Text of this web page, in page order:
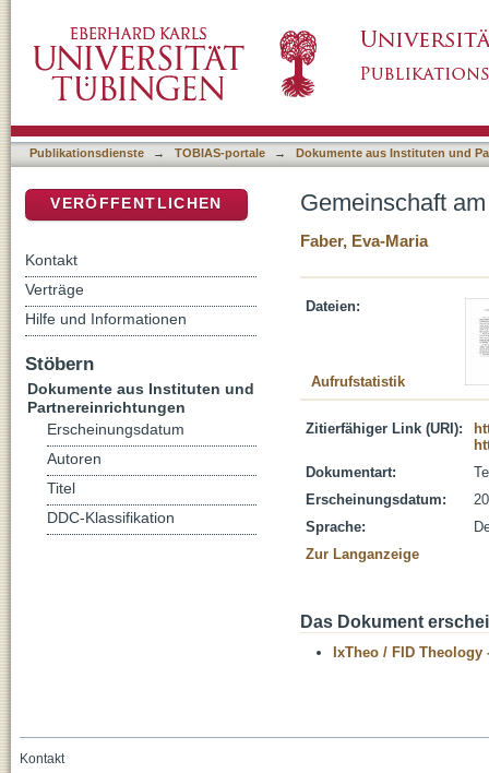
Publikationsdienste → TOBIAS-portale → Dokumente aus Instituten und
Gemeinschaft
Faber, Eva-Maria
Dateien:
Aufrufstatistik
Zitierfähiger Link (URI):
Dokumentart:
Erscheinungsdatum:
Sprache:
Zur Langanzeige
Das Dokument
IxTheo / FID Theology
VERÖFFENTLICHEN
Kontakt
Verträge
Hilfe und Informationen
Stöbern
Dokumente aus Instituten und
Partnereinrichtungen
Erscheinungsdatum
Autoren
Titel
DDC-Klassifikation
Kontakt